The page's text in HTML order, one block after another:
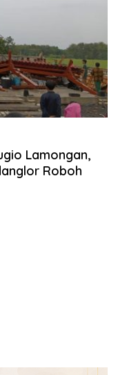
Lamongan,
Roboh